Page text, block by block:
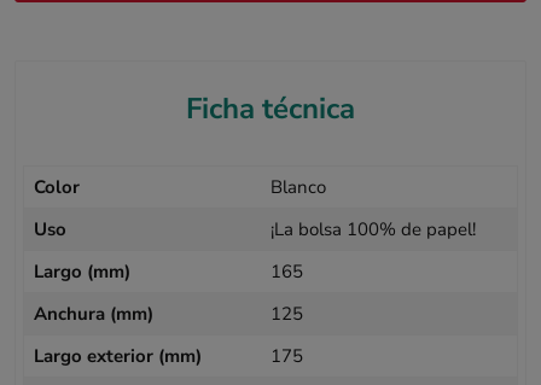
Ficha técnica
Color
Blanco
Uso
¡La bolsa 100% de papel!
Largo (mm)
165
Anchura (mm)
125
Largo exterior (mm)
175